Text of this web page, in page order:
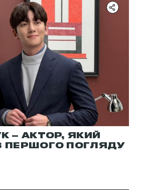
– АКТОР, ЯКИЙ
ПЕРШОГО ПОГЛЯДУ